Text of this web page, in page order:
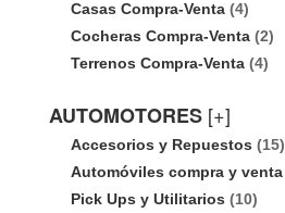
Casas Compra-Venta (4)
Cocheras Compra-Venta (2)
Terrenos Compra-Venta (4)
AUTOMOTORES [+]
Accesorios y Repuestos (15)
Automóviles compra y venta
Pick Ups y Utilitarios (10)